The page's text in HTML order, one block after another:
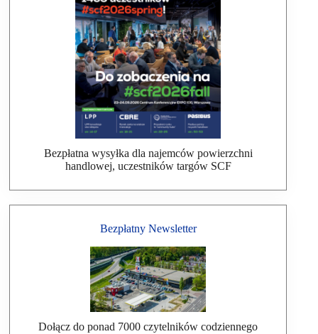
Bezpłatna wysyłka dla najemców powierzchni
handlowej, uczestników targów SCF
Bezpłatny Newsletter
Dołącz do ponad 7000 czytelników codziennego